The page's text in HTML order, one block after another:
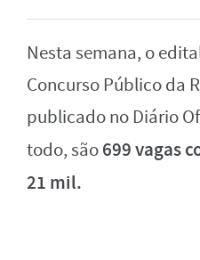
Nesta semana, o
Concurso Público da
publicado no Diário
todo, são699 vagas
21 mil.